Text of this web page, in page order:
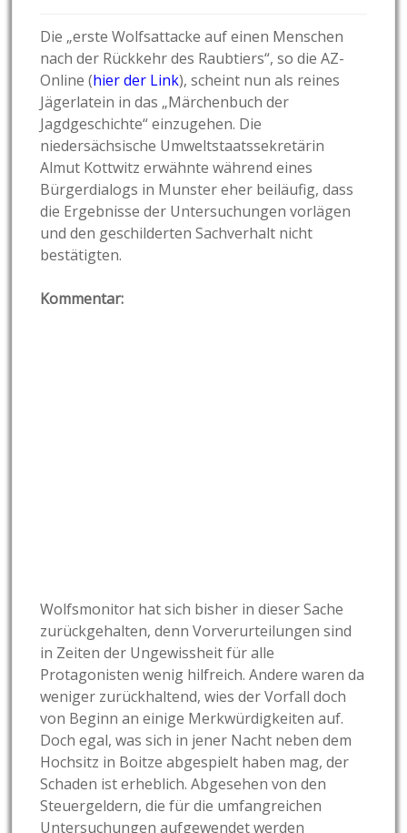
Die „erste Wolfsattacke auf einen Menschen
nach der Rückkehr des Raubtiers“, so die AZ-
Online (hier der Link), scheint nun als reines
Jägerlatein in das „Märchenbuch der
Jagdgeschichte“ einzugehen. Die
niedersächsische Umweltstaatssekretärin
Almut Kottwitz erwähnte während eines
Bürgerdialogs in Munster eher beiläufig, dass
die Ergebnisse der Untersuchungen vorlägen
und den geschilderten Sachverhalt nicht
bestätigten.
Kommentar:
Wolfsmonitor hat sich bisher in dieser Sache
zurückgehalten, denn Vorverurteilungen sind
in Zeiten der Ungewissheit für alle
Protagonisten wenig hilfreich. Andere waren da
weniger zurückhaltend, wies der Vorfall doch
von Beginn an einige Merkwürdigkeiten auf.
Doch egal, was sich in jener Nacht neben dem
Hochsitz in Boitze abgespielt haben mag, der
Schaden ist erheblich. Abgesehen von den
Steuergeldern, die für die umfangreichen
Untersuchungen aufgewendet werden